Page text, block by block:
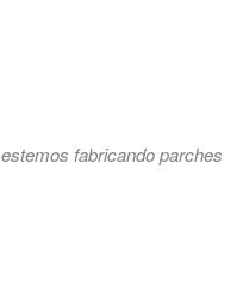
fabricando parches